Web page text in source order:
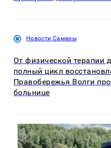
Новости Самары
От физической терапии
полный цикл
Правобережья Волги
больнице